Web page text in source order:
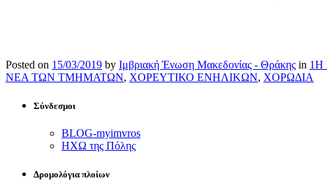
Posted on 15/03/2019 by Ιμβριακή Ένωση Μακεδονίας - Θράκης in 1Η
ΝΕΑ ΤΩΝ ΤΜΗΜΑΤΩΝ, ΧΟΡΕΥΤΙΚΟ ΕΝΗΛΙΚΩΝ, ΧΟΡΩΔΙΑ
Σύνδεσμοι
BLOG-myimvros
ΗΧΩ της Πόλης
Δρομολόγια πλοίων